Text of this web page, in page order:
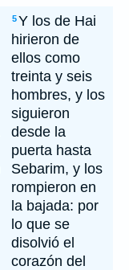
5Y los de Hai
hirieron de
ellos como
treinta y seis
hombres, y los
siguieron
desde la
puerta hasta
Sebarim, y los
rompieron en
la bajada: por
lo que se
disolvió el
corazón del